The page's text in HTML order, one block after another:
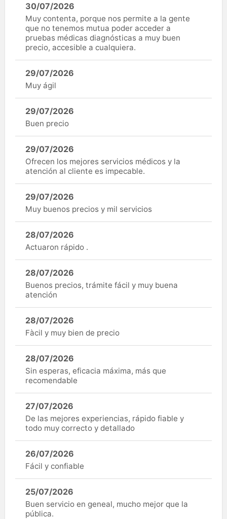
30/07/2026
Muy contenta, porque nos permite a la gente
que no tenemos mutua poder acceder a
pruebas médicas diagnósticas a muy buen
precio, accesible a cualquiera.
29/07/2026
Muy ágil
29/07/2026
Buen precio
29/07/2026
Ofrecen los mejores servicios médicos y la
atención al cliente es impecable.
29/07/2026
Muy buenos precios y mil servicios
28/07/2026
Actuaron rápido .
28/07/2026
Buenos precios, trámite fácil y muy buena
atención
28/07/2026
Fàcil y muy bien de precio
28/07/2026
Sin esperas, eficacia máxima, más que
recomendable
27/07/2026
De las mejores experiencias, rápido fiable y
todo muy correcto y detallado
26/07/2026
Fácil y confiable
25/07/2026
Buen servicio en geneal, mucho mejor que la
pública.